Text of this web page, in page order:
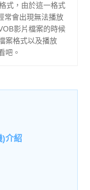
式，由於這一格式
常會出現無法播放
影片檔案的時候
案格式以及播放
吧。
)介紹